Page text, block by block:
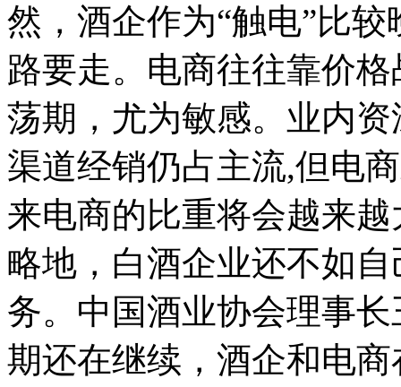
然，酒企作为“触电”比
路要走。电商往往靠价
荡期，尤为敏感。业内
渠道经销仍占主流,但电
来电商的比重将会越来
略地，白酒企业还不如
务。中国酒业协会理事
期还在继续，酒企和电